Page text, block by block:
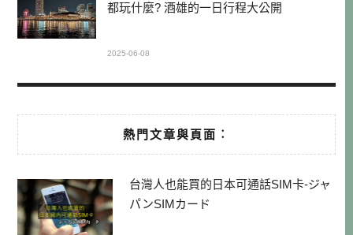
都玩什麼? 酒雄的一日行程大公開
2025-06-08
熱門文章與頁面︰
台灣人也能買的日本可通話SIM卡-ジャ
パンSIMカード